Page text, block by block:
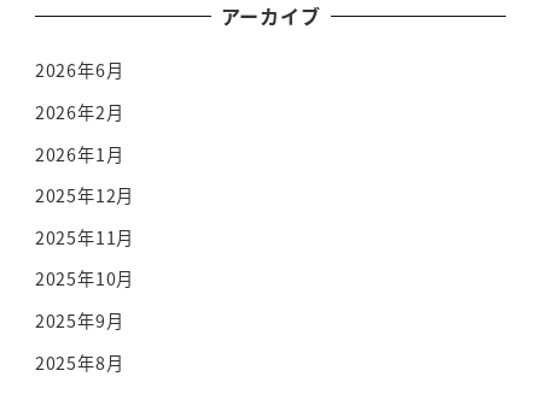
アーカイブ
2026年6月
2026年2月
2026年1月
2025年12月
2025年11月
2025年10月
2025年9月
2025年8月